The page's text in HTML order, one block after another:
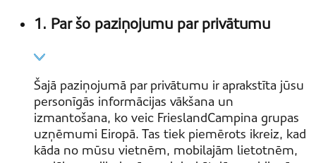
1. Par šo paziņojumu par privātumu
Šajā paziņojumā par privātumu ir aprakstīta jūsu
personīgās informācijas vākšana un
izmantošana, ko veic FrieslandCampina grupas
uzņēmumi Eiropā. Tas tiek piemērots ikreiz, kad
kāda no mūsu vietnēm, mobilajām lietotnēm,